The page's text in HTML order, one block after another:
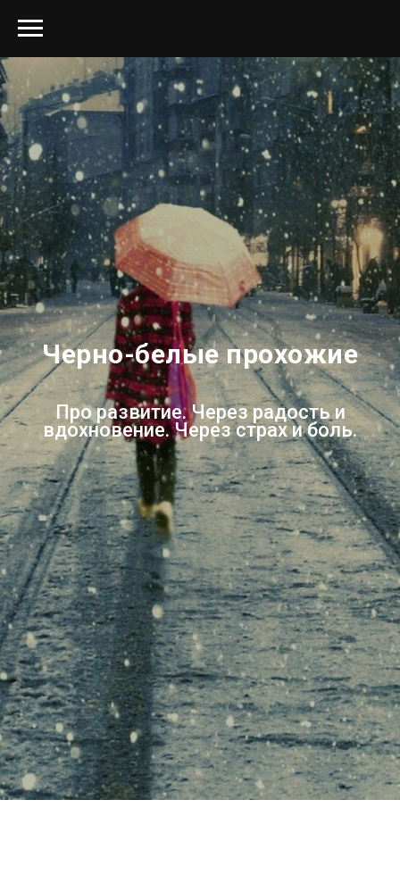
Черно-белые прохожие
Про развитие. Через радость и
вдохновение. Через страх и боль.